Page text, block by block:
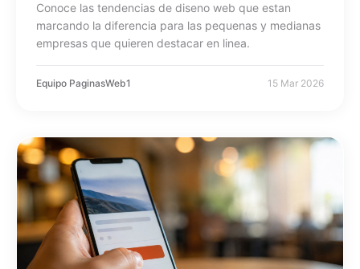
Conoce las tendencias de diseno web que estan
marcando la diferencia para las pequenas y medianas
empresas que quieren destacar en linea.
Equipo PaginasWeb1 15 Mar 2026